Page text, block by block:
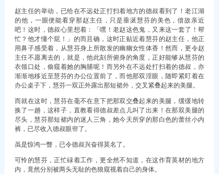
赵主任的举动，已给在不远处正打扫着地方的德叔看到了！老江湖
的他，一眼便能看穿那赵主任，只是垂涎慧芬的美色，借故亲近
吧！这时，德叔心里想着：「嘿！老赵这色鬼，又来这一套了！帮
忙？他才懂个屁！」的而且确，这时正贴近着慧芬的赵主任，他正
用鼻子感受着，从慧芬身上所散发的幽幽女性体香！然而，更令赵
主任不愿离去的，就是，他此刻所俯身的角度，正好能够从慧芬的
衣领口处，偷窥着她的胸脯呢！而另外在不远处打扫着的德叔，亦
渐渐地移近至慧芬的办公位置前了，而他那双淫眼，随即紧盯着在
办公桌子下，慧芬一双正外露出那短裙外，交叉紧叠起来的美腿。
而就在这时，慧芬在毫不在意下把那双交叠起来的美腿，缓缓地转
换了一趟，这样子，直教看得德叔差点儿叫了出来！在那双美腿的
尽头，慧芬那短裙内的迷人三角，她今天所穿的那白色的蕾丝小内
裤，已尽收入德叔眼帘了。
虽是惊鸿一瞥，已令德叔兴奋得莫名了。
可怜的慧芬，正忙碌着工作，更全然不知道，在这作育英材的地方
内，竟然分别被两头无耻的色狼窥视着自己的身体。